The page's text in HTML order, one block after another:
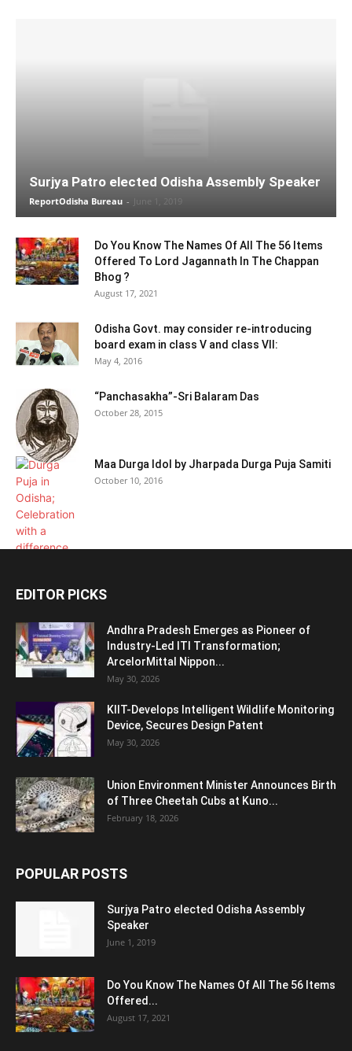
Surjya Patro elected Odisha Assembly Speaker
ReportOdisha Bureau - June 1, 2019
Do You Know The Names Of All The 56 Items
Offered To Lord Jagannath In The Chappan
Bhog ?
August 17, 2021
Odisha Govt. may consider re-introducing
board exam in class V and class VII:
May 4, 2016
“Panchasakha”-Sri Balaram Das
October 28, 2015
Maa Durga Idol by Jharpada Durga Puja Samiti
October 10, 2016
EDITOR PICKS
Andhra Pradesh Emerges as Pioneer of
Industry-Led ITI Transformation;
ArcelorMittal Nippon...
May 30, 2026
KIIT-Develops Intelligent Wildlife Monitoring
Device, Secures Design Patent
May 30, 2026
Union Environment Minister Announces Birth
of Three Cheetah Cubs at Kuno...
February 18, 2026
POPULAR POSTS
Surjya Patro elected Odisha Assembly
Speaker
June 1, 2019
Do You Know The Names Of All The 56 Items
Offered...
August 17, 2021